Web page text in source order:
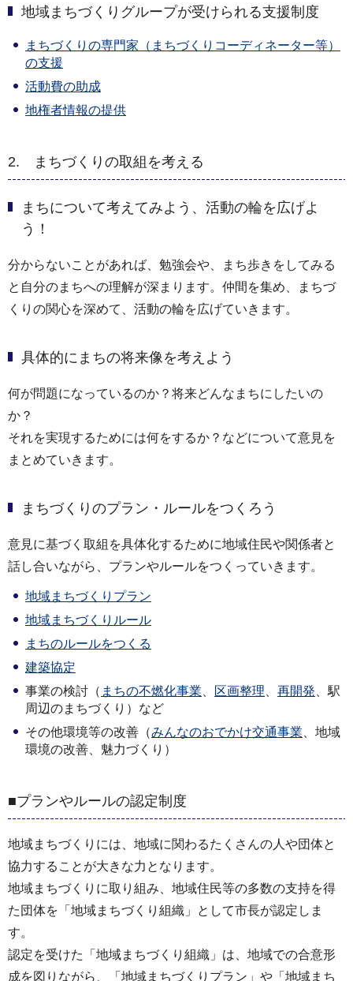
地域まちづくりグループが受けられる支援制度
まちづくりの専門家（まちづくりコーディネーター等）
の支援
活動費の助成
地権者情報の提供
2. まちづくりの取組を考える
まちについて考えてみよう、活動の輪を広げよ
う！
分からないことがあれば、勉強会や、まち歩きをしてみる
と自分のまちへの理解が深まります。仲間を集め、まちづ
くりの関心を深めて、活動の輪を広げていきます。
具体的にまちの将来像を考えよう
何が問題になっているのか？将来どんなまちにしたいの
か？
それを実現するためには何をするか？などについて意見を
まとめていきます。
まちづくりのプラン・ルールをつくろう
意見に基づく取組を具体化するために地域住民や関係者と
話し合いながら、プランやルールをつくっていきます。
地域まちづくりプラン
地域まちづくりルール
まちのルールをつくる
建築協定
事業の検討（ まちの不燃化事業 区画整理 再開発 、駅
周辺のまちづくり）など
その他環境等の改善（みんなのおでかけ交通事業 、地域
環境の改善、魅力づくり）
■プランやルールの認定制度
地域まちづくりには、地域に関わるたくさんの人や団体と
協力することが大きな力となります。
地域まちづくりに取り組み、地域住民等の多数の支持を得
た団体を「地域まちづくり組織」として市長が認定しま
す。
認定を受けた「地域まちづくり組織」は、地域での合意形
成を図りながら、「地域まちづくりプラン」や「地域まち